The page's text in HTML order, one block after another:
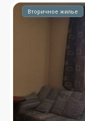
Вторичное жилье